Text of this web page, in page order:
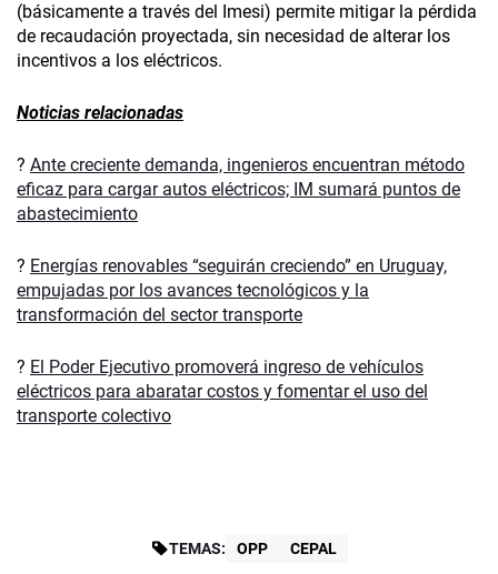
(básicamente a través del Imesi) permite mitigar la pérdida
de recaudación proyectada, sin necesidad de alterar los
incentivos a los eléctricos.
Noticias relacionadas
? Ante creciente demanda, ingenieros encuentran método
eficaz para cargar autos eléctricos; IM sumará puntos de
abastecimiento
? Energías renovables “seguirán creciendo” en Uruguay,
empujadas por los avances tecnológicos y la
transformación del sector transporte
? El Poder Ejecutivo promoverá ingreso de vehículos
eléctricos para abaratar costos y fomentar el uso del
transporte colectivo
TEMAS: OPP CEPAL